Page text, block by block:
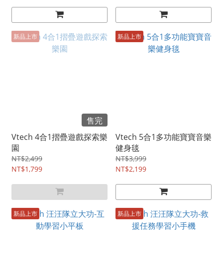
新品上市
售完
Vtech 4合1摺疊遊戲探索樂
園
NT$2,499
NT$1,799
新品上市
Vtech 5合1多功能寶寶音樂
健身毯
NT$3,999
NT$2,199
新品上市 新品上市